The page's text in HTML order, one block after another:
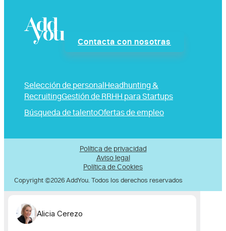
Contacta con nosotras
Selección de personal Headhunting &
RecruitingGestión de RRHH para Startups
Búsqueda de talentoOfertas de empleo
Política de privacidad
Aviso legal
Política de Cookies
Copyright ©2026 AddYou. Todos los derechos reservados